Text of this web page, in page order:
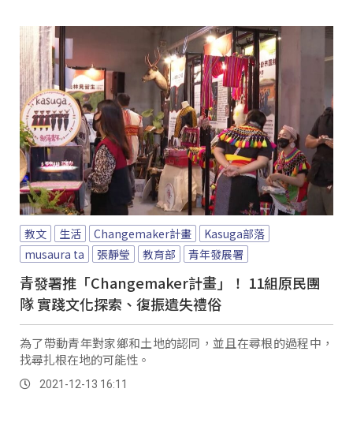
教文 生活 Changemaker計畫
Kasuga部落
musaura ta
張靜瑩 教育部 青年發展署
青發署推「Changemaker計畫」！ 11組原民團
隊 實踐文化探索、復振遺失禮俗
為了帶動青年對家鄉和土地的認同，並且在尋根的過程中，
找尋扎根在地的可能性。
2021-12-13 16:11